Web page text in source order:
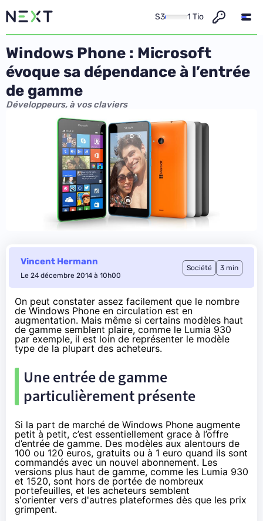
S3 1 Tio
Windows Phone : Microsoft
évoque sa dépendance à l’entrée
de gamme
Développeurs, à vos claviers
Vincent Hermann
Le 24 décembre 2014 à 10h00
Société 3 min
On peut constater assez facilement que le nombre
de Windows Phone en circulation est en
augmentation. Mais même si certains modèles haut
de gamme semblent plaire, comme le Lumia 930
par exemple, il est loin de représenter le modèle
type de la plupart des acheteurs.
Une entrée de gamme
particulièrement présente
Si la part de marché de Windows Phone augmente
petit à petit, c’est essentiellement grace à l’offre
d’entrée de gamme. Des modèles aux alentours de
100 ou 120 euros, gratuits ou à 1 euro quand ils sont
commandés avec un nouvel abonnement. Les
versions plus haut de gamme, comme les Lumia 930
et 1520, sont hors de portée de nombreux
portefeuilles, et les acheteurs semblent
s'orienter vers d'autres plateformes dès que les prix
grimpent.